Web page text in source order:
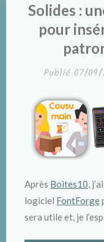
Solides :
pour
Publié 07/
Après Boites10,
logiciel FontForge
sera utile et, je